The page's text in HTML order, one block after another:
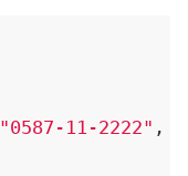
"0587-11-2222" ,